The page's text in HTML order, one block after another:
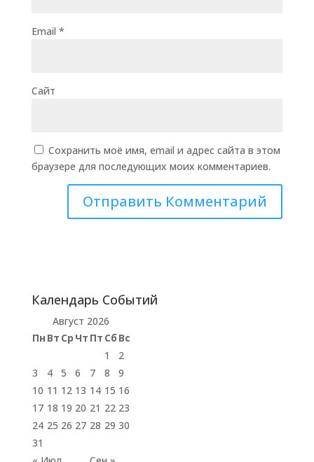
Email *
Сайт
Сохранить моё имя, email и адрес сайта в этом
браузере для последующих моих комментариев.
Календарь Событий
Август 2026
Пн Вт Ср Чт Пт Сб Вс
1
2
3
4 5 6 7 8
9
10 11 12 13 14 15 16
17 18 19 20 21 22 23
24 25 26 27 28 29 30
31